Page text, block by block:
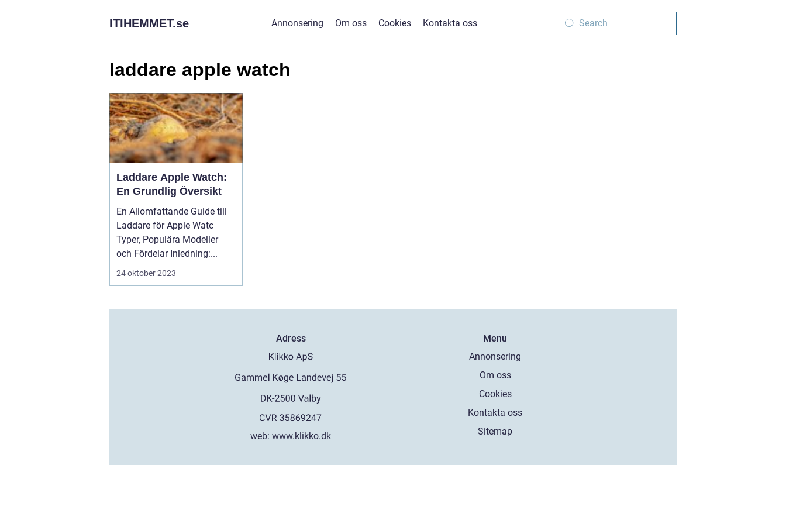
ITIHEMMET.se Annonsering Om oss Cookies Kontakta oss
laddare apple watch
Laddare Apple Watch:
En Grundlig Översikt
En Allomfattande Guide till
Laddare för Apple Watc
Typer, Populära Modeller
och Fördelar Inledning:...
24 oktober 2023
Adress
web:www.klikko.dk
Menu
Annonsering
Om oss
Cookies
Kontakta oss
Sitemap